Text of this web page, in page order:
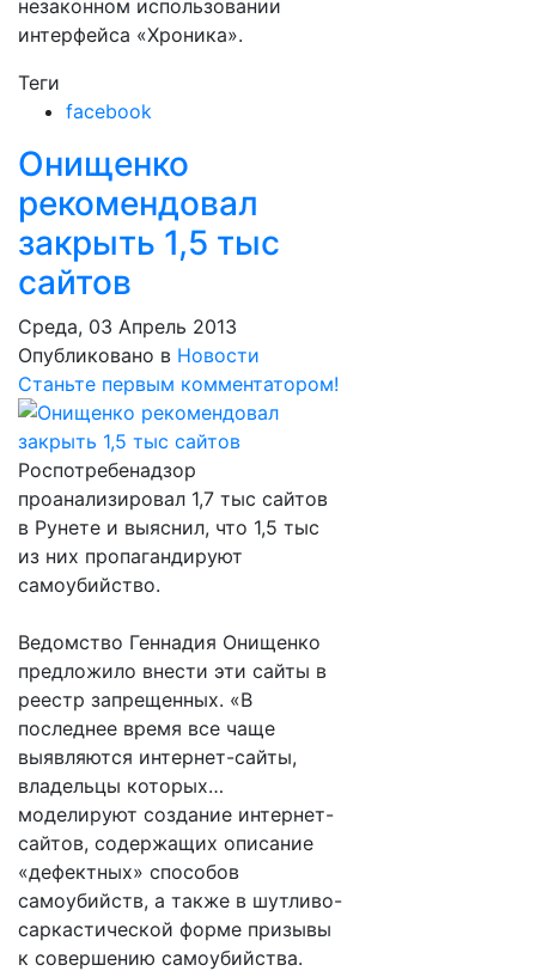
незаконном использовании
интерфейса «Хроника».
Теги
facebook
Онищенко
рекомендовал
закрыть 1,5 тыс
сайтов
Среда, 03 Апрель 2013
Опубликовано в Новости
Станьте первым комментатором!
Роспотребенадзор
проанализировал 1,7 тыс сайтов
в Рунете и выяснил, что 1,5 тыс
из них пропагандируют
самоубийство.
Ведомство Геннадия Онищенко
предложило внести эти сайты в
реестр запрещенных. «В
последнее время все чаще
выявляются интернет-сайты,
владельцы которых…
моделируют создание интернет-
сайтов, содержащих описание
«дефектных» способов
самоубийств, а также в шутливо-
саркастической форме призывы
к совершению самоубийства.